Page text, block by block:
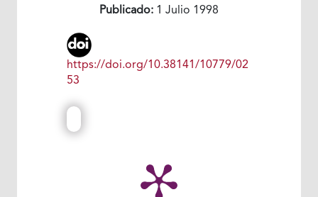
Publicado: 1 Julio 1998
https://doi.org/10.38141/10779/02
53